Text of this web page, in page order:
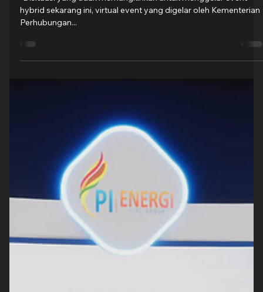
Groovy Indonesia
20 Sep 2022
1 menit membaca
Kementerian Perhubungan RI: Teman
Bus Webinar
"Disituasi yang tidak memungkinkan untuk menggelar event
hybrid sekarang ini, virtual event yang digelar oleh Kementerian